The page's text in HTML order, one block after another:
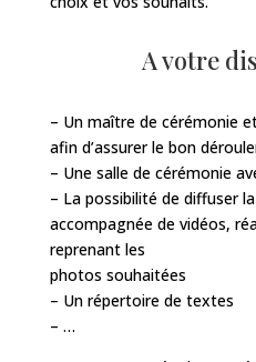
A votre
– Un maître de cérémonie
afin d’assurer le bon
– Une salle de cérémonie
– La possibilité de diffuser
accompagnée de vidéos,
reprenant les
photos souhaitées
– Un répertoire de textes
– …